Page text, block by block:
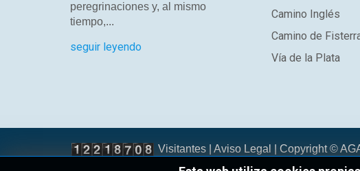
peregrinaciones y, al mismo
tiempo,...
seguir leyendo
Camino Inglés
Camino de
Vía de la Plata
Visitantes | Aviso Legal | Copyright ©